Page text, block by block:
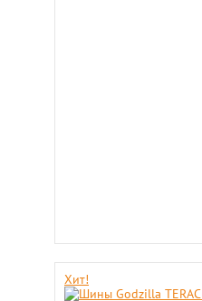
Хит!